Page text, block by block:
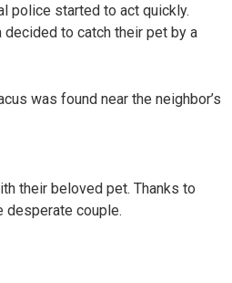
police started to act quickly.
decided to catch their pet by a
was found near the neighbor’s
their beloved pet. Thanks to
desperate couple.